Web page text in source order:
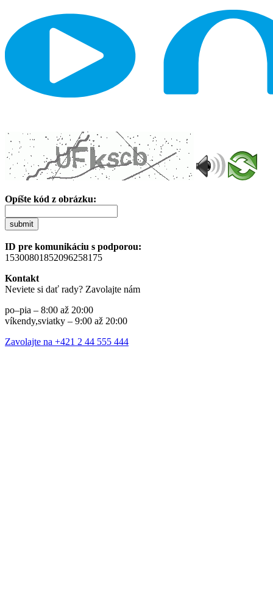
Opíšte kód z obrázku:
submit
ID pre komunikáciu s podporou:
15300801852096258175
Kontakt
Neviete si dať rady? Zavolajte nám
po–pia – 8:00 až 20:00
víkendy,sviatky – 9:00 až 20:00
Zavolajte na +421 2 44 555 444